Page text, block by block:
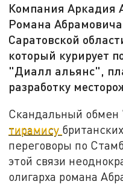
Компания Аркадия
Романа
Саратовской
который курирует
"Диалл альянс",
разработку
Скандальный обмен
тирамису
переговоры по
этой связи
олигарха романа